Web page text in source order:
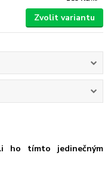
Zvolit variantu
ho tímto jedinečným